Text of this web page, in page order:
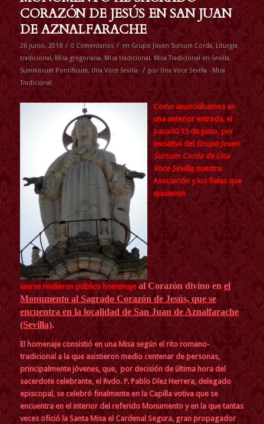
CORAZÓN DE JESÚS EN SAN JUAN
DE AZNALFARACHE
26 junio, 2018 / 0 Comentarios / en Grupo Joven Sursum Corda, Liturgia
tradicional, Misa gregoriana, Misa tradicional, Misa Tradicional en Sevilla,
Summorum Pontificum, Una Voce Sevilla / por Una Voce Sevilla - Misa
Tradicional
Como anunciábamos en
una anterior entrada, el
pasad0 15 de junio, por
iniciativa del Grupo Joven
Sursum Corda de Una
Voce Sevilla, nuestra
Asociación y los fieles que
quisieron
unirse rindieron público homenajeal Corazón divino en el
Monumento al Sagrado Corazón de Jesús, que se
encuentra en la localidad de San Juan de Aznalfarache
(Sevilla).
El homenaje consistió en una Misa según el rito romano-
tradicional a la que asistieron medio centenar de personas,
principalmente jóvenes, que, por decisión de última hora del
sacerdote celebrante, el Rvdo. P. Pablo Díez Herrera, delegado
episcopal, se celebró finalmente en la Capilla votiva que se
encuentra en el interior del referido Monumento y en la que tantas
veces ofició la Santa Misa el Cardenal Segura, gran propagador